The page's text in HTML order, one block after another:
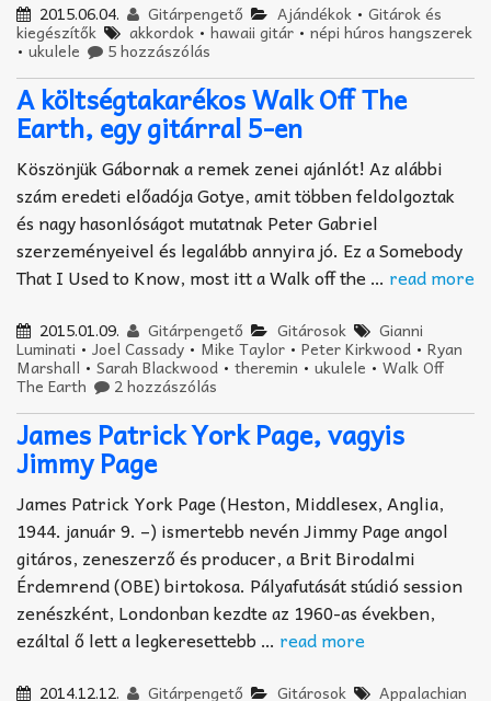
2015.06.04. Gitárpengető Ajándékok• Gitárok és
kiegészítők akkordok •hawaii gitár •népi húros hangszerek
• ukulele 5 hozzászólás
A költségtakarékos Walk Off The
Earth, egy gitárral 5-en
Köszönjük Gábornak a remek zenei ajánlót! Az alábbi
szám eredeti előadója Gotye, amit többen feldolgoztak
és nagy hasonlóságot mutatnak Peter Gabriel
szerzeményeivel és legalább annyira jó. Ez a Somebody
That I Used to Know, most itt a Walk off the … read more
2015.01.09. Gitárpengető Gitárosok Gianni
Luminati • Joel Cassady • Mike Taylor • Peter Kirkwood • Ryan
Marshall • Sarah Blackwood • theremin • ukulele • Walk Off
The Earth 2 hozzászólás
James Patrick York Page, vagyis
Jimmy Page
James Patrick York Page (Heston, Middlesex, Anglia,
1944. január 9. –) ismertebb nevén Jimmy Page angol
gitáros, zeneszerző és producer, a Brit Birodalmi
Érdemrend (OBE) birtokosa. Pályafutását stúdió session
zenészként, Londonban kezdte az 1960-as években,
ezáltal ő lett a legkeresettebb … read more
2014.12.12. Gitárpengető Gitárosok Appalachian